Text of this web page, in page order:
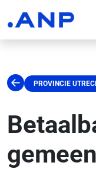
PROVINCIE